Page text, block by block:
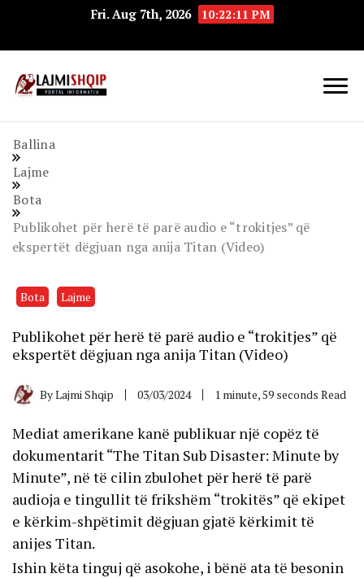
Fri. Aug 7th, 2026 10:22:12 PM
Ballina
Lajme
Bota
Publikohet për herë të parë audio e “trokitjes” që
ekspertët dëgjuan nga anija Titan (Video)
Bota Lajme
Publikohet për herë të parë audio e “trokitjes” që
ekspertët dëgjuan nga anija Titan (Video)
ByLajmi Shqip 03/03/2024 1 minute, 59 seconds Read
Mediat amerikane kanë publikuar një copëz të
dokumentarit “The Titan Sub Disaster: Minute by
Minute”, në të cilin zbulohet për herë të parë
audioja e tingullit të frikshëm “trokitës” që ekipet
e kërkim-shpëtimit dëgjuan gjatë kërkimit të
anijes Titan.
Ishin këta tinguj që asokohe, i bënë ata të besonin